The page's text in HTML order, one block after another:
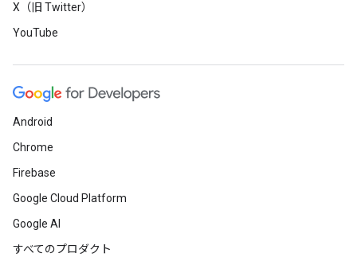
X（旧 Twitter）
YouTube
Android
Chrome
Firebase
Google Cloud Platform
Google AI
すべてのプロダクト